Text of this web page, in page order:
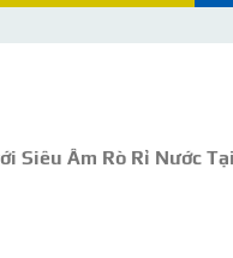
Âm Rò Rỉ Nước